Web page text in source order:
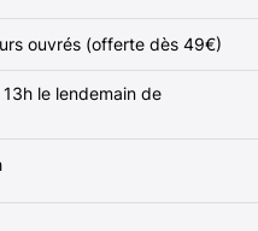
ouvrés (offerte dès 49€)
le lendemain de